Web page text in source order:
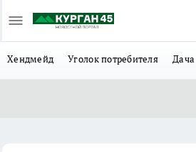
Хендмейд Уголок потребителя Дача